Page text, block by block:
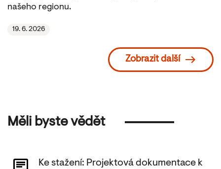
našeho regionu.
19. 6. 2026
Zobrazit další
Měli byste vědět
Ke stažení: Projektová dokumentace k